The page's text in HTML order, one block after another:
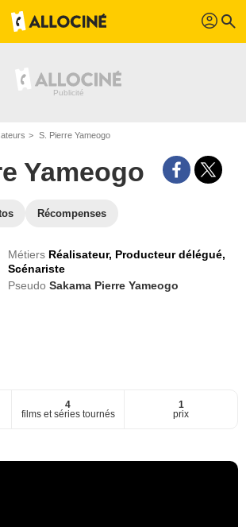
profil search
S. Pierre Yameogo
Yameogo
Récompenses
Métiers Réalisateur, Producteur délégué,
Scénariste
PseudoSakama Pierre Yameogo
4
films et séries tournés
1
prix